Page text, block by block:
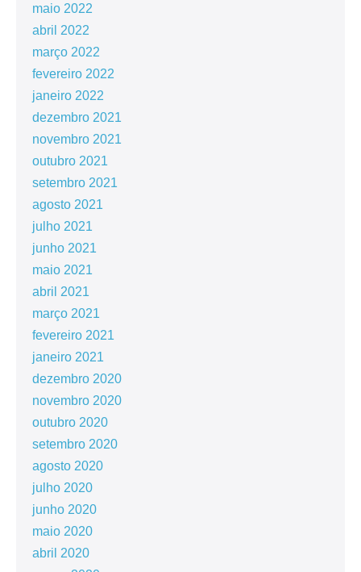
maio 2022
abril 2022
março 2022
fevereiro 2022
janeiro 2022
dezembro 2021
novembro 2021
outubro 2021
setembro 2021
agosto 2021
julho 2021
junho 2021
maio 2021
abril 2021
março 2021
fevereiro 2021
janeiro 2021
dezembro 2020
novembro 2020
outubro 2020
setembro 2020
agosto 2020
julho 2020
junho 2020
maio 2020
abril 2020